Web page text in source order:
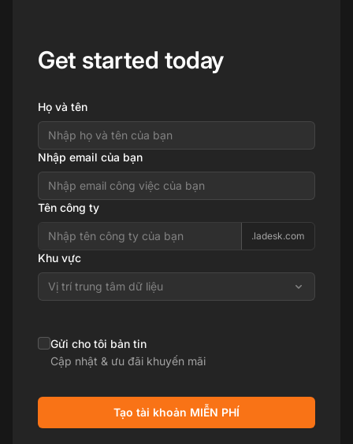
Get started today
Họ và tên
Nhập email của bạn
Tên công ty
.ladesk.com
Khu vực
Vị trí trung tâm dữ liệu
Gửi cho tôi bản tin
Cập nhật & ưu đãi khuyến mãi
Tạo tài khoản MIỄN PHÍ